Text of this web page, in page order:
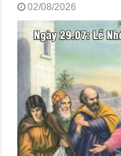
02/08/2026